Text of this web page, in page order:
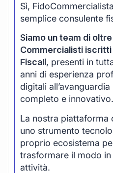
Sì,
semplice consulente
Siamo un team di
Commercialisti iscritti
Fiscali, presenti in
anni di esperienza
digitali
completo e innovativo.
La nostra piattaforma
uno strumento
proprio ecosistema
trasformare il modo
attività.